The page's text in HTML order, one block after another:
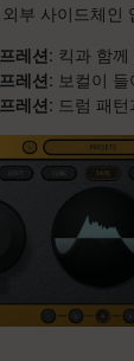
부 사이드체인
레션: 킥과 함
레션: 보컬이
레션: 드럼 패